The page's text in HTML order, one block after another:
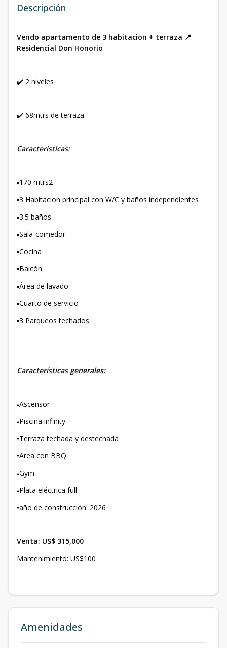
Descripción
Vendo apartamento de 3 habitacion + terraza 📍
Residencial Don Honorio
✔️ 2 niveles
✔️ 68mtrs de terraza
Características:
▪️170 mtrs2
▪️3 Habitacion principal con W/C y baños independientes
▪️3.5 baños
▪️Sala-comedor
▪️Cocina
▪️Balcón
▪️Área de lavado
▪️Cuarto de servicio
▪️3 Parqueos techados
Características generales:
▫️Ascensor
▫️Piscina infinity
▫️Terraza techada y destechada
▫️Area con BBQ
▫️Gym
▫️Plata eléctrica full
▫️año de construcción: 2026
Venta: US$ 315,000
Mantenimiento: US$100
Amenidades